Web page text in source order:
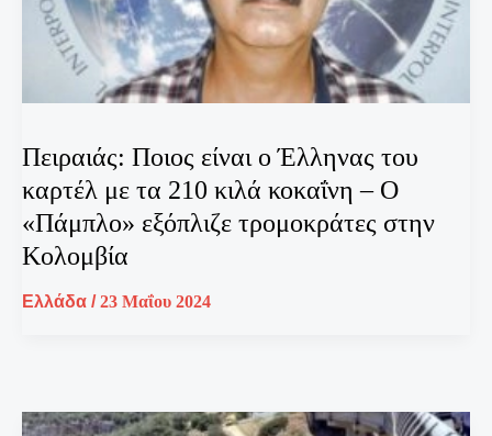
Πειραιάς: Ποιος είναι ο Έλληνας του
καρτέλ με τα 210 κιλά κοκαΐνη – Ο
«Πάμπλο» εξόπλιζε τρομοκράτες στην
Κολομβία
Ελλάδα /23 Μαΐου 2024